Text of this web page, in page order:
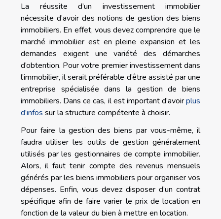
La réussite d’un investissement immobilier
nécessite d’avoir des notions de gestion des biens
immobiliers. En effet, vous devez comprendre que le
marché immobilier est en pleine expansion et les
demandes exigent une variété des démarches
d’obtention. Pour votre premier investissement dans
l’immobilier, il serait préférable d’être assisté par une
entreprise spécialisée dans la gestion de biens
immobiliers. Dans ce cas, il est important d’avoirplus
d’infos sur la structure compétente à choisir.
Pour faire la gestion des biens par vous-même, il
faudra utiliser les outils de gestion généralement
utilisés par les gestionnaires de compte immobilier.
Alors, il faut tenir compte des revenus mensuels
générés par les biens immobiliers pour organiser vos
dépenses. Enfin, vous devez disposer d’un contrat
spécifique afin de faire varier le prix de location en
fonction de la valeur du bien à mettre en location.